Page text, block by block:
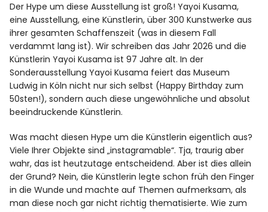
Der Hype um diese Ausstellung ist groß! Yayoi Kusama,
eine Ausstellung, eine Künstlerin, über 300 Kunstwerke aus
ihrer gesamten Schaffenszeit (was in diesem Fall
verdammt lang ist). Wir schreiben das Jahr 2026 und die
Künstlerin Yayoi Kusama ist 97 Jahre alt. In der
Sonderausstellung Yayoi Kusama feiert das Museum
Ludwig in Köln nicht nur sich selbst (Happy Birthday zum
50sten!), sondern auch diese ungewöhnliche und absolut
beeindruckende Künstlerin.
Was macht diesen Hype um die Künstlerin eigentlich aus?
Viele Ihrer Objekte sind „instagramable“. Tja, traurig aber
wahr, das ist heutzutage entscheidend. Aber ist dies allein
der Grund? Nein, die Künstlerin legte schon früh den Finger
in die Wunde und machte auf Themen aufmerksam, als
man diese noch gar nicht richtig thematisierte. Wie zum